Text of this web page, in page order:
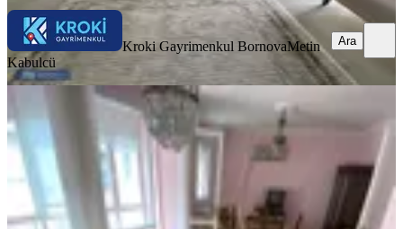
Kroki Gayrimenkul BornovaMetin
Kabulcü
Ara
Bornova Merkezde 3+1 Eşyalı
Doğalgazlı Daire Ege Ü. Yakını
Bornova, Erzene Mahallesi
·6. Kat 07.08.2026